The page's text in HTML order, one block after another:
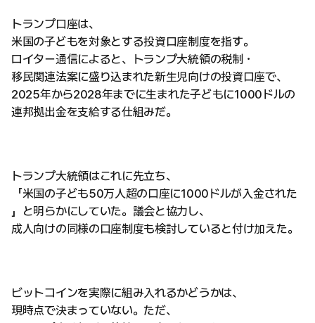
トランプ口座は、
米国の子どもを対象とする投資口座制度を指す。
ロイター通信によると、トランプ大統領の税制・
移民関連法案に盛り込まれた新生児向けの投資口座で、
2025年から2028年までに生まれた子どもに1000ドルの
連邦拠出金を支給する仕組みだ。
トランプ大統領はこれに先立ち、
「米国の子ども50万人超の口座に1000ドルが入金された
」と明らかにしていた。議会と協力し、
成人向けの同様の口座制度も検討していると付け加えた。
ビットコインを実際に組み入れるかどうかは、
現時点で決まっていない。ただ、